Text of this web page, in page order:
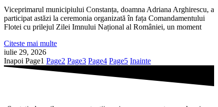
Viceprimarul municipiului Constanța, doamna Adriana Arghirescu, a
participat astăzi la ceremonia organizată în fața Comandamentului
Flotei cu prilejul Zilei Imnului Național al României, un moment
Citeste mai multe
iulie 29, 2026
Inapoi Page1 Page2 Page3 Page4 Page5 Inainte